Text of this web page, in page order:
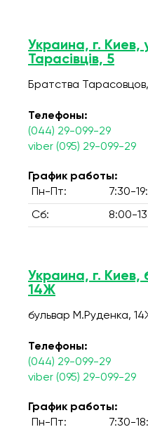
Украина, г. Киев,
Тарасівців, 5
Братства
Телефоны:
(044) 29-099-29
viber (095) 29-099-29
График работы:
Пн-Пт:
7:30-
Сб: 8:00-
Украина, г. Киев,
14Ж
бульвар М.Руденка,
Телефоны:
(044) 29-099-29
viber (095) 29-099-29
График работы:
Пн-Пт:
7:30-